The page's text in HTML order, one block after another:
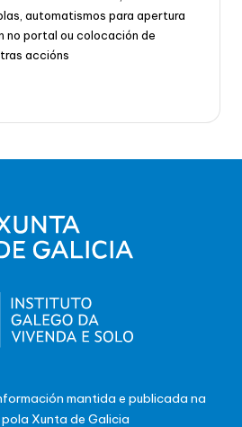
automatismos para apertura
no portal ou colocación de
accións
mantida e publicada na
Xunta de Galicia